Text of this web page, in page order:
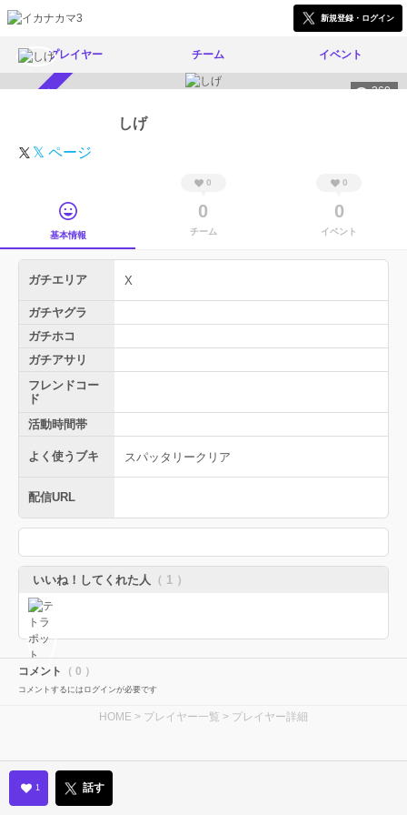
新規登録・ログイン
プレイヤー チーム イベント
369
しげ
𝕏 ページ
基本情報
0
0
チーム
0
0
イベント
ガチエリア X
ガチヤグラ
ガチホコ
ガチアサリ
フレンドコー
ド
活動時間帯
よく使うブキ スパッタリークリア
配信URL
いいね！してくれた人 （ 1 ）
コメント （ 0 ）
コメントするにはログインが必要です
HOME > プレイヤー一覧 > プレイヤー詳細
1 話す